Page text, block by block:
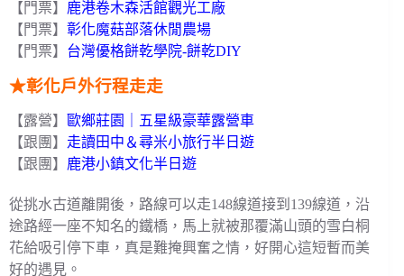
【門票】 鹿港卷木森活館觀光工廠
【門票】 彰化魔菇部落休閒農場
【門票】 台灣優格餅乾學院-餅乾DIY
★彰化戶外行程走走
【露營】
歐鄉莊園｜五星級豪華露營車
【跟團】 走讀田中＆尋米小旅行半日遊
【跟團】 鹿港小鎮文化半日遊
從挑水古道離開後，路線可以走148線道接到139線道，沿
途路經一座不知名的鐵橋，馬上就被那覆滿山頭的雪白桐
花給吸引停下車，真是難掩興奮之情，好開心這短暫而美
好的遇見。